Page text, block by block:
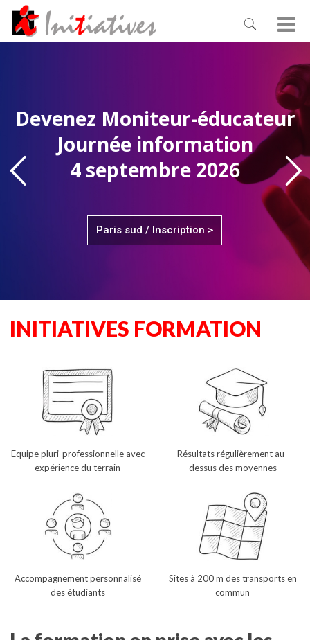
Devenez Moniteur-éducateur
Journée information
4 septembre 2026
Paris sud / Inscription >
INITIATIVES FORMATION
Equipe pluri-professionnelle avec
expérience du terrain
Résultats régulièrement au-
dessus des moyennes
Accompagnement personnalisé
des étudiants
Sites à 200 m des transports en
commun